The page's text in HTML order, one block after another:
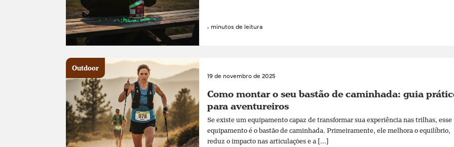
4 minutos de leitura
19 de novembro de 2025
Como montar o seu bastão de caminhada: guia
para aventureiros
Se existe um equipamento capaz de transformar sua experiência nas trilhas, esse
equipamento é o bastão de caminhada. Primeiramente, ele melhora o equilíbrio,
reduz o impacto nas articulações e a [...]
Outdoor